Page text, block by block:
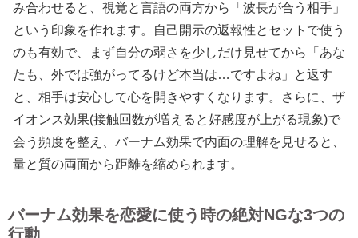
み合わせると、視覚と言語の両方から「波長が合う相手」
という印象を作れます。自己開示の返報性とセットで使う
のも有効で、まず自分の弱さを少しだけ見せてから「あな
たも、外では強がってるけど本当は…ですよね」と返す
と、相手は安心して心を開きやすくなります。さらに、ザ
イオンス効果(接触回数が増えると好感度が上がる現象)で
会う頻度を整え、バーナム効果で内面の理解を見せると、
量と質の両面から距離を縮められます。
バーナム効果を恋愛に使う時の絶対NGな3つの
行動